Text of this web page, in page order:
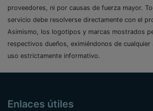
proveedores, ni por causas de fuerza mayor.
servicio debe resolverse directamente con el
Asimismo, los logotipos y marcas mostrados
respectivos dueños, eximiéndonos de
uso estrictamente informativo.
Enlaces útiles